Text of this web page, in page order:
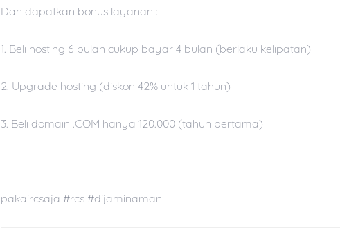
Dan dapatkan bonus layanan :
1. Beli hosting 6 bulan cukup bayar 4 bulan (berlaku kelipatan)
2. Upgrade hosting (diskon 42% untuk 1 tahun)
3. Beli domain .COM hanya 120.000 (tahun pertama)
pakaircsaja #rcs #dijaminaman